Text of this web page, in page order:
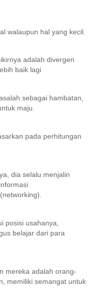
walaupun hal yang kecil.
adalah divergen
baik lagi
sebagai hambatan,
maju.
pada perhitungan
dia selalu menjalin
posisi usahanya,
belajar dari para
mereka adalah orang-
memiliki semangat untuk